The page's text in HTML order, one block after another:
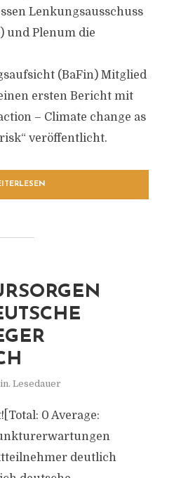
Lenkungsausschuss
und Plenum die
(BaFin) Mitglied
ersten Bericht mit
– Climate change as
veröffentlicht.
Lesedauer
0 Average:
deutlich